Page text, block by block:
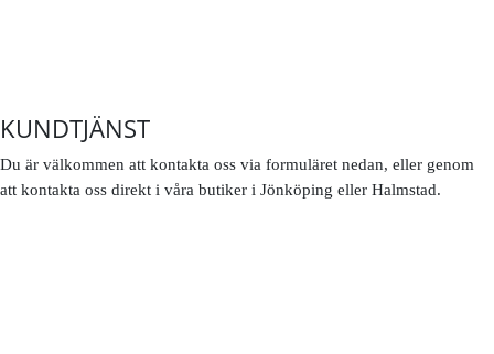
KUNDTJÄNST
Du är välkommen att kontakta oss via formuläret nedan, eller genom
att kontakta oss direkt i våra butiker i Jönköping eller Halmstad.